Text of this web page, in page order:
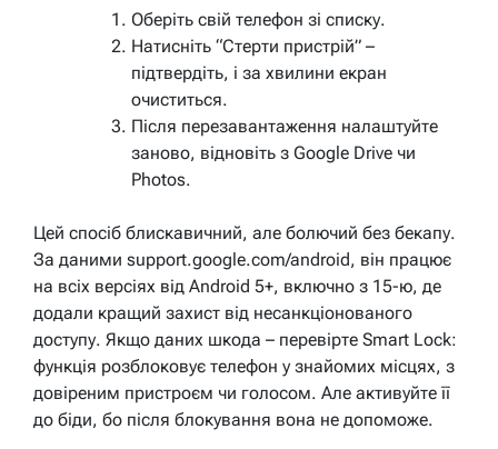
Оберіть свій телефон зі списку.
Натисніть “Стерти пристрій” –
підтвердіть, і за хвилини екран
очиститься.
Після перезавантаження налаштуйте
заново, відновіть з Google Drive чи
Photos.
Цей спосіб блискавичний, але болючий без бекапу.
За даними support.google.com/android, він працює
на всіх версіях від Android 5+, включно з 15-ю, де
додали кращий захист від несанкціонованого
доступу. Якщо даних шкода – перевірте Smart Lock:
функція розблоковує телефон у знайомих місцях, з
довіреним пристроєм чи голосом. Але активуйте її
до біди, бо після блокування вона не допоможе.